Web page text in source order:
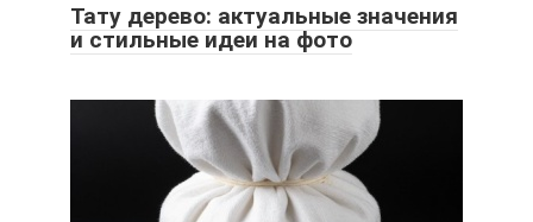
Тату дерево: актуальные значения
и стильные идеи на фото